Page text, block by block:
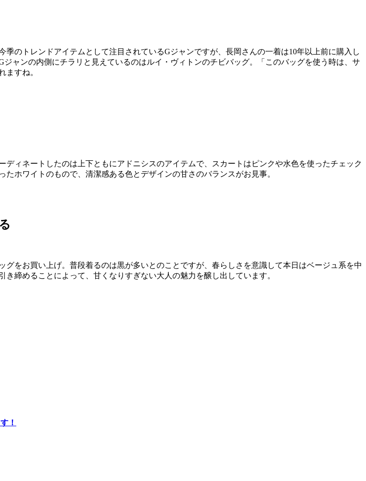
のトレンドアイテムとして注目されているGジャンですが、長岡さんの一着は10年以上前に購入し
ャンの内側にチラリと見えているのはルイ・ヴィトンのチビバッグ。「このバッグを使う時は、サ
ますね。
ィネートしたのは上下ともにアドニシスのアイテムで、スカートはピンクや水色を使ったチェック
ホワイトのもので、清潔感ある色とデザインの甘さのバランスがお見事。
をお買い上げ。普段着るのは黒が多いとのことですが、春らしさを意識して本日はベージュ系を中
締めることによって、甘くなりすぎない大人の魅力を醸し出しています。
！